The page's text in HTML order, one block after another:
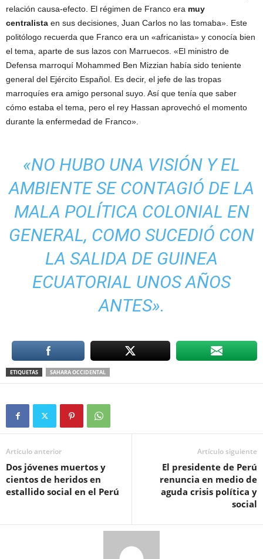
relación causa-efecto. El régimen de Franco era muy
centralista en sus decisiones, Juan Carlos no las tomaba». Este
politólogo recuerda que Franco era un «africanista» y conocía bien
el tema, aparte de sus lazos con Marruecos. «El ministro de
Defensa marroquí Mohammed Ben Mizzian había sido teniente
general del Ejército Español. Es decir, el jefe de las tropas
marroquíes era amigo personal suyo. Así que tenía que saber
cómo estaba el tema, pero el rey Hassan aprovechó el momento
durante la enfermedad de Franco».
«NO HUBO UNA VISIÓN Y EL
AMBIENTE SE CONTAGIÓ DE LA
MALA POLÍTICA COLONIAL EN
GENERAL, COMO SUCEDIÓ CON
LA SALIDA DE GUINEA
ECUATORIAL UNOS AÑOS
ANTES».
ETIQUETAS SAHARA OCCIDENTAL
Artículo anterior
Dos jóvenes muertos y
cientos de heridos en
estallido social en el Perú
Artículo siguiente
El presidente de Perú
renuncia en medio de
aguda crisis política y
social